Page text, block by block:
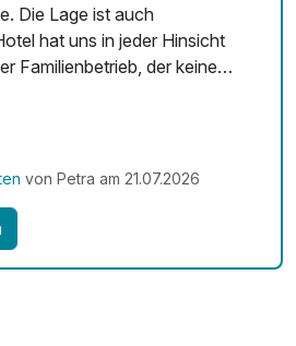
Die Lage ist auch
hat uns in jeder Hinsicht
Familienbetrieb, der keine
kommen gerne wieder 🙋‍♀️
von Petra am 21.07.2026